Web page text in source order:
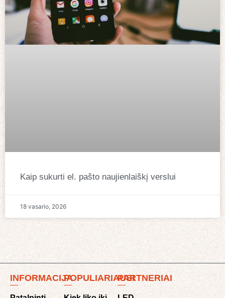
Kaip sukurti el. pašto naujienlaiškį verslui
18 vasario, 2026
INFORMACIJAPOPULIARIAUSIPARTNERIAI